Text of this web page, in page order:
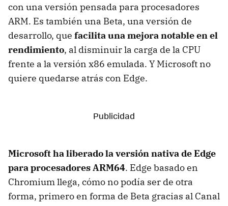
con una versión pensada para procesadores
ARM. Es también una Beta, una versión de
desarrollo, que facilita una mejora notable en el
rendimiento, al disminuir la carga de la CPU
frente a la versión x86 emulada. Y Microsoft no
quiere quedarse atrás con Edge.
Microsoft ha liberado la versión nativa de Edge
para procesadores ARM64. Edge basado en
Chromium llega, cómo no podía ser de otra
forma, primero en forma de Beta gracias al Canal